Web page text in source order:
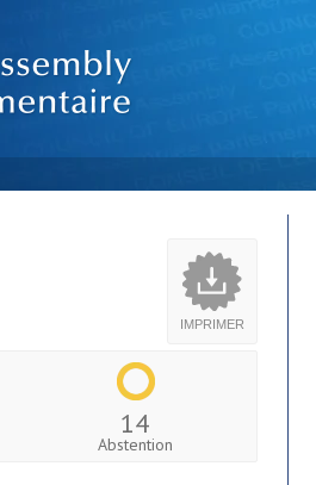
IMPRIMER
14
Abstention